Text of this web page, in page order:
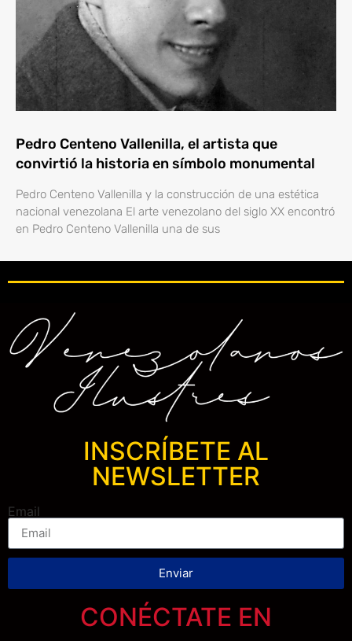
Pedro Centeno Vallenilla, el artista que
convirtió la historia en símbolo monumental
Pedro Centeno Vallenilla y la construcción de una estética
nacional venezolana El arte venezolano del siglo XX encontró
en Pedro Centeno Vallenilla una de sus
INSCRÍBETE AL
NEWSLETTER
Email
Enviar
CONÉCTATE EN